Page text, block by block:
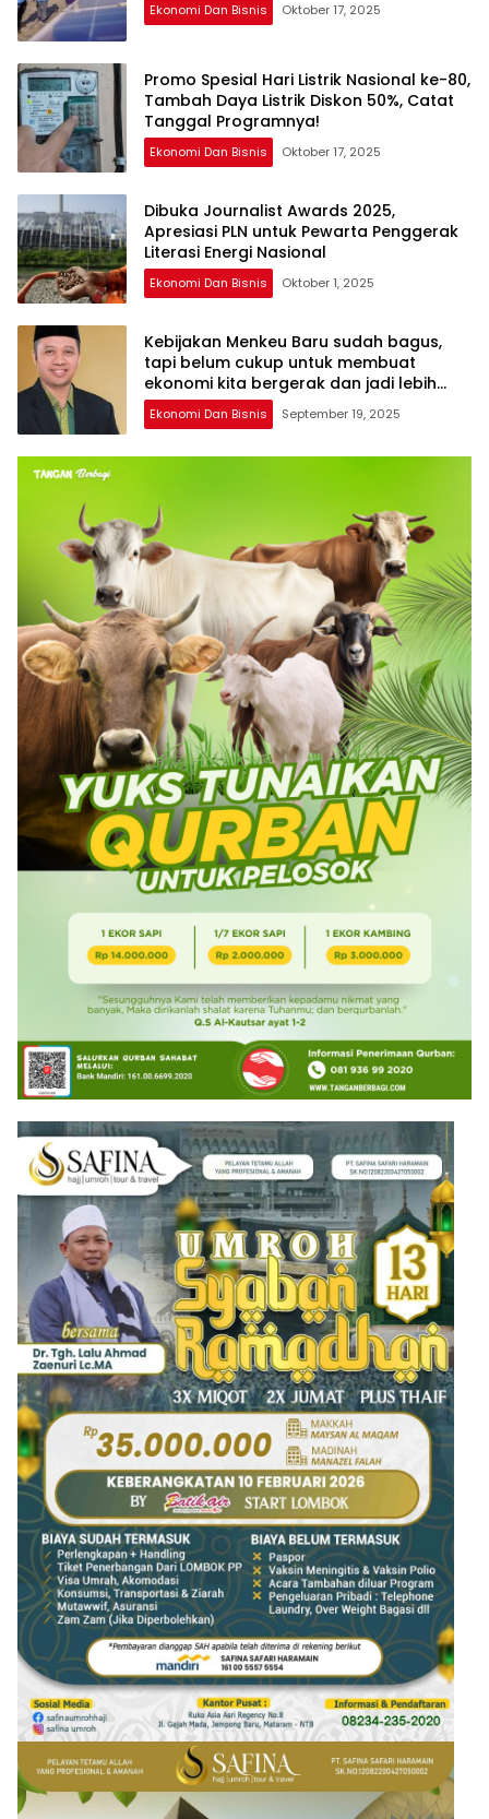
Ekonomi Dan Bisnis Oktober 17, 2025
Promo Spesial Hari Listrik Nasional ke-80,
Tambah Daya Listrik Diskon 50%, Catat
Tanggal Programnya!
Ekonomi Dan Bisnis Oktober 17, 2025
Dibuka Journalist Awards 2025,
Apresiasi PLN untuk Pewarta Penggerak
Literasi Energi Nasional
Ekonomi Dan Bisnis Oktober 1, 2025
Kebijakan Menkeu Baru sudah bagus,
tapi belum cukup untuk membuat
ekonomi kita bergerak dan jadi lebih
baik !
Ekonomi Dan Bisnis September 19, 2025